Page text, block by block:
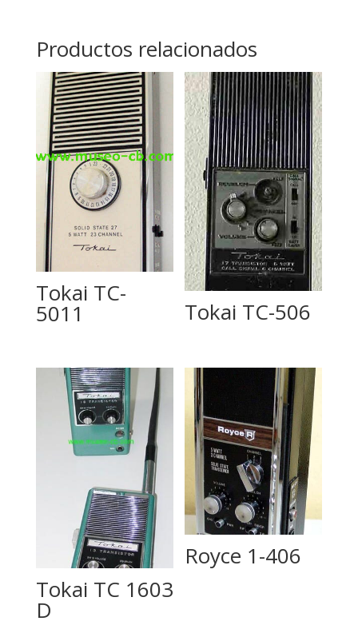
Productos relacionados
Tokai TC-
5011 Tokai TC-506
Tokai TC 1603
D
Royce 1-406